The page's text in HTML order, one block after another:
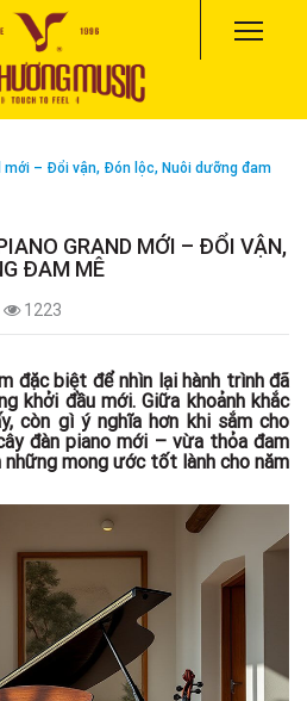
mới – Đổi vận, Đón lộc, Nuôi dưỡng đam
GRAND MỚI – ĐỔI VẬN,
ĐAM MÊ
1223
đặc biệt để nhìn lại hành trình đã
khởi đầu mới. Giữa khoảnh khắc
còn gì ý nghĩa hơn khi sắm cho
đàn piano mới – vừa thỏa đam
những mong ước tốt lành cho năm